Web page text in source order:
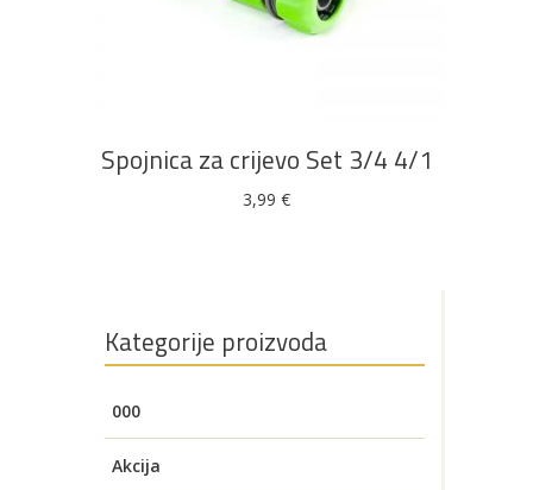
DODAJ U KOŠARICU
Spojnica za crijevo Set 3/4 4/1
3,99 €
Kategorije proizvoda
000
Akcija